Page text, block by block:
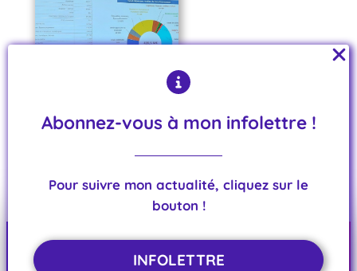
Abonnez-vous à mon infolettre !
Pour suivre mon actualité, cliquez sur le
bouton !
INFOLETTRE
23/03/2025
Ne nous leurrons pas : ce n’est pas avec une
opposition composée de seulement quatre élu∙es